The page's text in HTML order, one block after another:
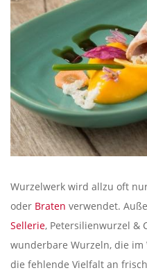
Wurzelwerk wird allzu oft
oder Braten verwendet.
Sellerie, Petersilienwurzel &
wunderbare Wurzeln, die
die fehlende Vielfalt an